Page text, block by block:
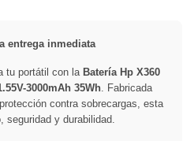
entrega inmediata
tu portátil con la Batería Hp X360
3000mAh 35Wh. Fabricada
contra sobrecargas, esta
seguridad y durabilidad.